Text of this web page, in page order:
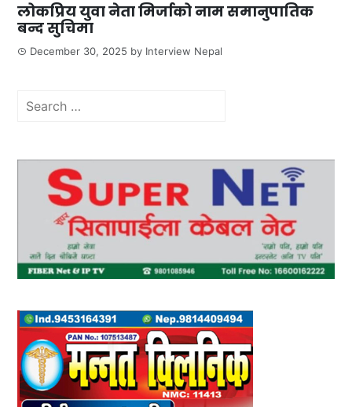
लोकप्रिय युवा नेता मिर्जाको नाम समानुपातिक
बन्द सुचिमा
December 30, 2025 by Interview Nepal
Search